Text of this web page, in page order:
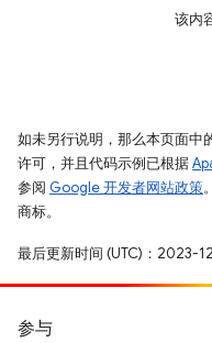
该内
如未另行说明，那么本页面中
许可，并且代码示例已根据
参阅 Google 开发者网站政策
商标。
最后更新时间 (UTC)：2023-
参与